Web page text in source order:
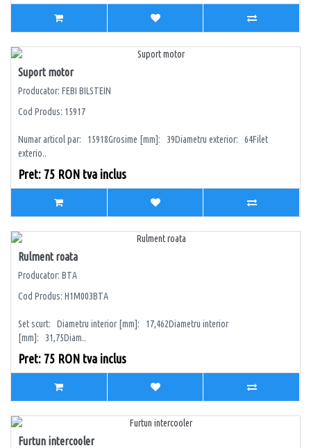
Suport motor
Producator: FEBI BILSTEIN
Cod Produs: 15917
Numar articol par: 15918Grosime [mm]: 39Diametru exterior: 64Filet
exterio..
Pret: 75 RON tva inclus
Rulment roata
Producator: BTA
Cod Produs: H1M003BTA
Set scurt: Diametru interior [mm]: 17,462Diametru interior
[mm]: 31,75Diam..
Pret: 75 RON tva inclus
Furtun intercooler